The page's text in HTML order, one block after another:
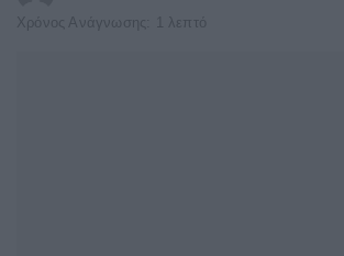
Χρόνος Ανάγνωσης: 1 λεπτό